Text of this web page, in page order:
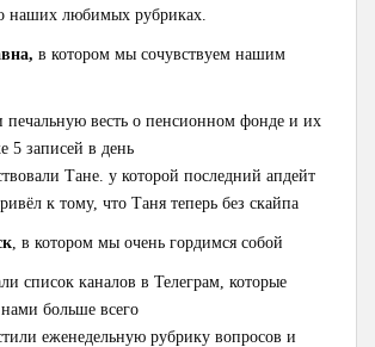
наших любимых рубриках.
в котором мы сочувствуем нашим
печальную весть о пенсионном фонде и их
5 записей в день
Тане. у которой последний апдейт
к тому, что Таня теперь без скайпа
, в котором мы очень гордимся собой
список каналов в Телеграм, которые
больше всего
еженедельную рубрику вопросов и